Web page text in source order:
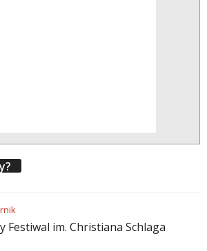
Festiwal im. Christiana Schlaga